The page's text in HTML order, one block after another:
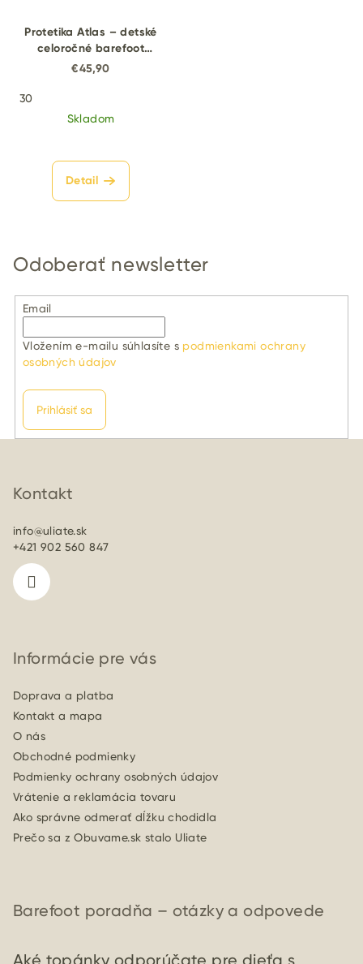
Protetika Atlas – detské
celoročné barefoot
topánky
€45,90
30
Skladom
Detail
Odoberať newsletter
Email
Vložením e-mailu súhlasíte s podmienkami ochrany
osobných údajov
Prihlásiť sa
Kontakt
info@uliate.sk
+421 902 560 847
Informácie pre vás
Doprava a platba
Kontakt a mapa
O nás
Obchodné podmienky
Podmienky ochrany osobných údajov
Vrátenie a reklamácia tovaru
Ako správne odmerať dĺžku chodidla
Prečo sa z Obuvame.sk stalo Uliate
Barefoot poradňa – otázky a odpovede
Aké topánky odporúčate pre dieťa s